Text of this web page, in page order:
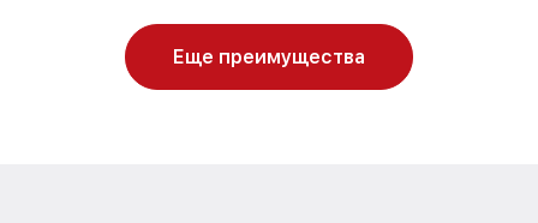
Еще преимущества